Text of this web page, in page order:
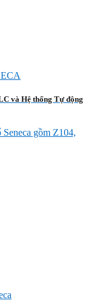
và Hệ thống Tự động
gồm Z104,